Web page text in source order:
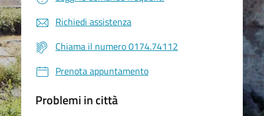
Richiedi assistenza
Chiama il numero 0174.74112
Prenota appuntamento
Problemi in città